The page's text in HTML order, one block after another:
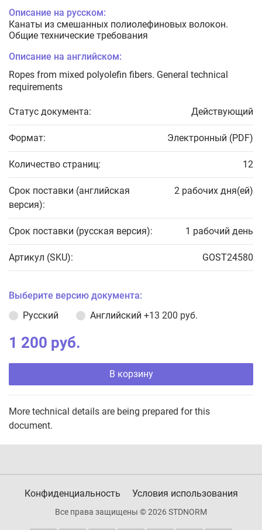
Описание на русском:
Канаты из смешанных полиолефиновых волокон.
Общие технические требования
Описание на английском:
Ropes from mixed polyolefin fibers. General technical
requirements
Статус документа: Действующий
Формат: Электронный (PDF)
Количество страниц: 12
Срок поставки (английская
версия):
2 рабочих дня(ей)
Срок поставки (русская версия): 1 рабочий день
Артикул (SKU): GOST24580
Выберите версию документа:
Русский
Английский +13 200 руб.
1 200 руб.
В корзину
More technical details are being prepared for this
document.
Конфиденциальность Условия использования
Все права защищены © 2026 STDNORM